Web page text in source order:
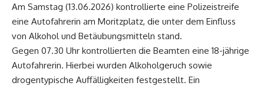
Am Samstag (13.06.2026) kontrollierte eine Polizeistreife
eine Autofahrerin am Moritzplatz, die unter dem Einfluss
von Alkohol und Betäubungsmitteln stand.
Gegen 07.30 Uhr kontrollierten die Beamten eine 18-jährige
Autofahrerin. Hierbei wurden Alkoholgeruch sowie
drogentypische Auffälligkeiten festgestellt. Ein